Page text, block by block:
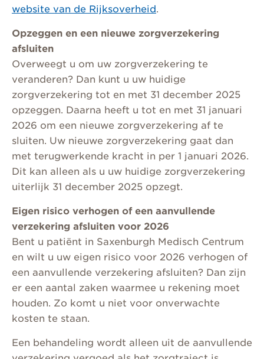
website van de Rijksoverheid.
Opzeggen en een nieuwe zorgverzekering
afsluiten
Overweegt u om uw zorgverzekering te
veranderen? Dan kunt u uw huidige
zorgverzekering tot en met 31 december 2025
opzeggen. Daarna heeft u tot en met 31 januari
2026 om een nieuwe zorgverzekering af te
sluiten. Uw nieuwe zorgverzekering gaat dan
met terugwerkende kracht in per 1 januari 2026.
Dit kan alleen als u uw huidige zorgverzekering
uiterlijk 31 december 2025 opzegt.
Eigen risico verhogen of een aanvullende
verzekering afsluiten voor 2026
Bent u patiënt in Saxenburgh Medisch Centrum
en wilt u uw eigen risico voor 2026 verhogen of
een aanvullende verzekering afsluiten? Dan zijn
er een aantal zaken waarmee u rekening moet
houden. Zo komt u niet voor onverwachte
kosten te staan.
Een behandeling wordt alleen uit de aanvullende